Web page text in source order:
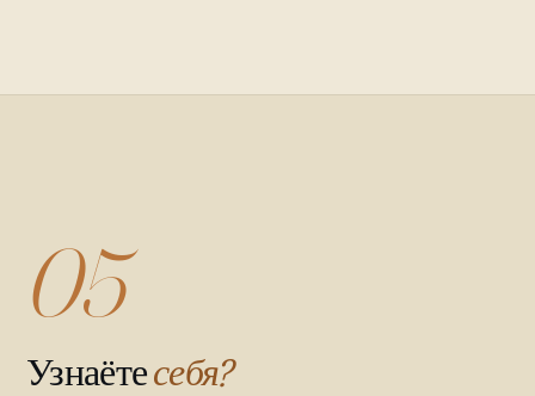
05
Узнаётесебя?